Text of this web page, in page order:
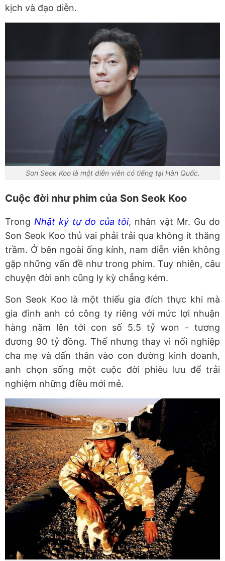
kịch và đạo diễn.
Son Seok Koo là một diễn viên có tiếng tại Hàn Quốc.
Cuộc đời như phim của Son Seok Koo
Trong Nhật ký tự do của tôi, nhân vật Mr. Gu do
Son Seok Koo thủ vai phải trải qua không ít thăng
trầm. Ở bên ngoài ống kính, nam diễn viên không
gặp những vấn đề như trong phim. Tuy nhiên, câu
chuyện đời anh cũng ly kỳ chẳng kém.
Son Seok Koo là một thiếu gia đích thực khi mà
gia đình anh có công ty riêng với mức lợi nhuận
hàng năm lên tới con số 5.5 tỷ won - tương
đương 90 tỷ đồng. Thế nhưng thay vì nối nghiệp
cha mẹ và dấn thân vào con đường kinh doanh,
anh chọn sống một cuộc đời phiêu lưu để trải
nghiệm những điều mới mẻ.